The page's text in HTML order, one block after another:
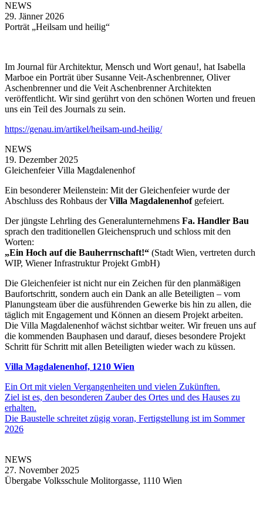
NEWS
29. Jänner 2026
Porträt „Heilsam und heilig“
Im Journal für Architektur, Mensch und Wort genau!, hat Isabella
Marboe ein Porträt über Susanne Veit-Aschenbrenner, Oliver
Aschenbrenner und die Veit Aschenbrenner Architekten
veröffentlicht. Wir sind gerührt von den schönen Worten und freuen
uns ein Teil des Journals zu sein.
https://genau.im/artikel/heilsam-und-heilig/
NEWS
19. Dezember 2025
Gleichenfeier Villa Magdalenenhof
Ein besonderer Meilenstein: Mit der Gleichenfeier wurde der
Abschluss des Rohbaus derVilla Magdalenenhofgefeiert.
Der jüngste Lehrling des Generalunternehmens Fa. Handler Bau
sprach den traditionellen Gleichenspruch und schloss mit den
Worten:
„Ein Hoch auf die Bauherrnschaft!“ (Stadt Wien, vertreten durch
WIP, Wiener Infrastruktur Projekt GmbH)
Die Gleichenfeier ist nicht nur ein Zeichen für den planmäßigen
Baufortschritt, sondern auch ein Dank an alle Beteiligten – vom
Planungsteam über die ausführenden Gewerke bis hin zu allen, die
täglich mit Engagement und Können an diesem Projekt arbeiten.
Die Villa Magdalenenhof wächst sichtbar weiter. Wir freuen uns auf
die kommenden Bauphasen und darauf, dieses besondere Projekt
Schritt für Schritt mit allen Beteiligten wieder wach zu küssen.
Villa Magdalenenhof, 1210 Wien
Ein Ort mit vielen Vergangenheiten und vielen Zukünften.
Ziel ist es, den besonderen Zauber des Ortes und des Hauses zu
erhalten.
Die Baustelle schreitet zügig voran, Fertigstellung ist im Sommer
2026
NEWS
27. November 2025
Übergabe Volksschule Molitorgasse, 1110 Wien